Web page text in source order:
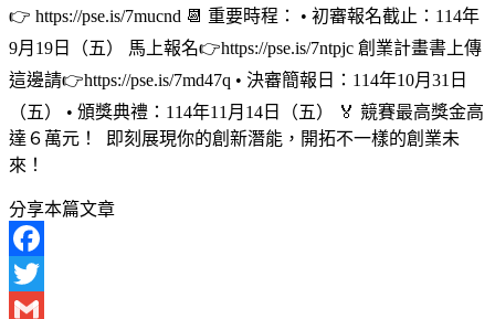
👉 https://pse.is/7mucnd 📆 重要時程： • 初審報名截止：114年
9月19日（五） 馬上報名👉https://pse.is/7ntpjc 創業計畫書上傳
這邊請👉https://pse.is/7md47q • 決審簡報日：114年10月31日
（五） • 頒獎典禮：114年11月14日（五） 🏅 競賽最高獎金高
達６萬元！ 即刻展現你的創新潛能，開拓不一樣的創業未
來！
分享本篇文章
Facebook
Twitter